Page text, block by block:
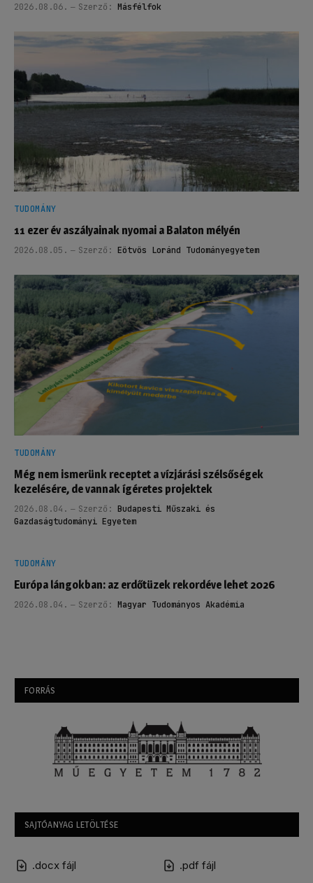
2026.08.06. Szerző: Másfélfok
TUDOMÁNY
11 ezer év aszályainak nyomai a Balaton mélyén
2026.08.05. Szerző: Eötvös Loránd Tudományegyetem
TUDOMÁNY
Még nem ismerünk receptet a vízjárási szélsőségek
kezelésére, de vannak ígéretes projektek
2026.08.04. Szerző: Budapesti Műszaki és
Gazdaságtudományi Egyetem
TUDOMÁNY
Európa lángokban: az erdőtüzek rekordéve lehet 2026
2026.08.04. Szerző: Magyar Tudományos Akadémia
FORRÁS
SAJTÓANYAG LETÖLTÉSE
.docx fájl .pdf fájl